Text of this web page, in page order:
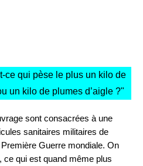
ce qui pèse le plus un kilo de
un kilo de plumes d’aigle ?"
sont consacrées à une
sanitaires militaires de
Guerre mondiale. On
ce qui est quand même plus